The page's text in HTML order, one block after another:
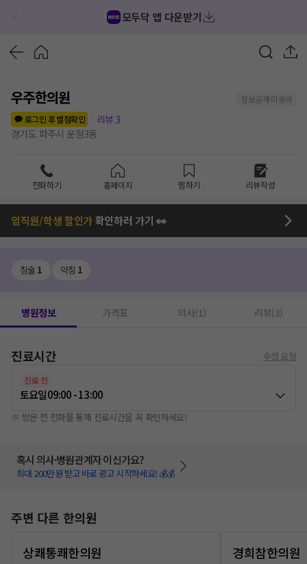
모두닥 앱 다운받기
우주한의원
정보공개 미동의
로그인 후 별점확인
리뷰 3
경기도 파주시 운정3동
전화하기 홈페이지 찜하기 리뷰작성
임직원/학생 할인가확인하러 가기 👀
침술 1 약침 1
병원정보 가격표 의사(1) 리뷰(3)
진료시간 수정 요청
진료 전
토요일09:00 - 13:00
※ 방문 전 전화를 통해 진료시간을 꼭 확인하세요!
혹시 의사·병원관계자 이신가요?
최대 200만원 받고 바로 광고 시작하세요! 💰💰
주변 다른 한의원
상쾌통쾌한의원
경희참한의원